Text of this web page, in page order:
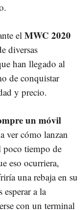
el MWC 2020
diversas
han llegado al
de conquistar
y precio.
un móvil
a ver cómo lanzan
poco tiempo de
eso ocurriera,
una rebaja en su
a la
con un terminal